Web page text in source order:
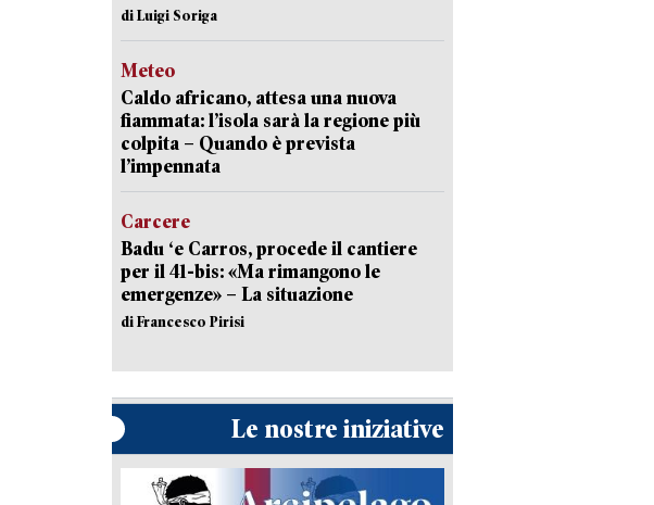
di Luigi Soriga
Meteo
Caldo africano, attesa una nuova
fiammata: l’isola sarà la regione più
colpita – Quando è prevista
l’impennata
Carcere
Badu ‘e Carros, procede il cantiere
per il 41-bis: «Ma rimangono le
emergenze» – La situazione
di Francesco Pirisi
Le nostre iniziative